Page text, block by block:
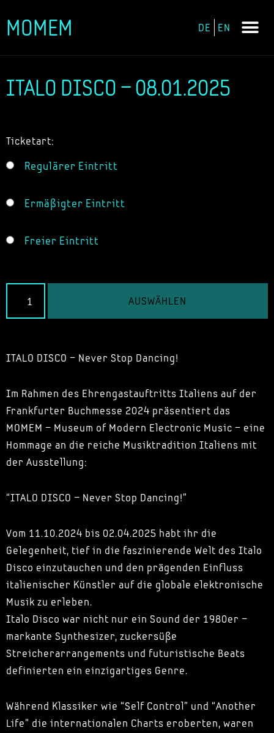
Zum
MOMEM DE EN
ITALO DISCO – 08.01.2025
Ticketart:
Regulärer Eintritt
Ermäßigter Eintritt
Freier Eintritt
AUSWÄHLEN
ITALO DISCO – Never Stop Dancing!
Im Rahmen des Ehrengastauftritts Italiens auf der
Frankfurter Buchmesse 2024 präsentiert das
MOMEM – Museum of Modern Electronic Music – eine
Hommage an die reiche Musiktradition Italiens mit
der Ausstellung:
“ITALO DISCO – Never Stop Dancing!”
Vom 11.10.2024 bis 02.04.2025 habt ihr die
Gelegenheit, tief in die faszinierende Welt des Italo
Disco einzutauchen und den prägenden Einfluss
italienischer Künstler auf die globale elektronische
Musik zu erleben.
Italo Disco war nicht nur ein Sound der 1980er –
markante Synthesizer, zuckersüße
Streicherarrangements und futuristische Beats
definierten ein einzigartiges Genre.
Während Klassiker wie “Self Control” und “Another
Life” die internationalen Charts eroberten, waren